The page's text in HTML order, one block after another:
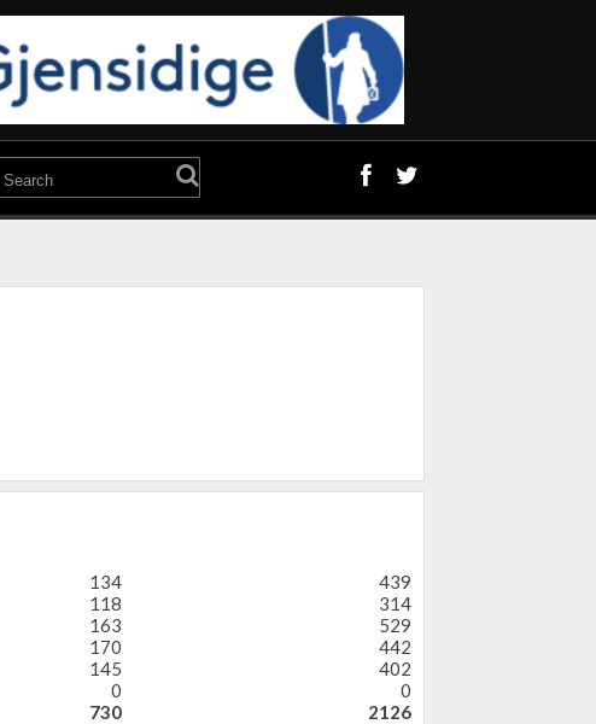
134
439
118
314
163
529
170
442
145
402
0
0
730 2126